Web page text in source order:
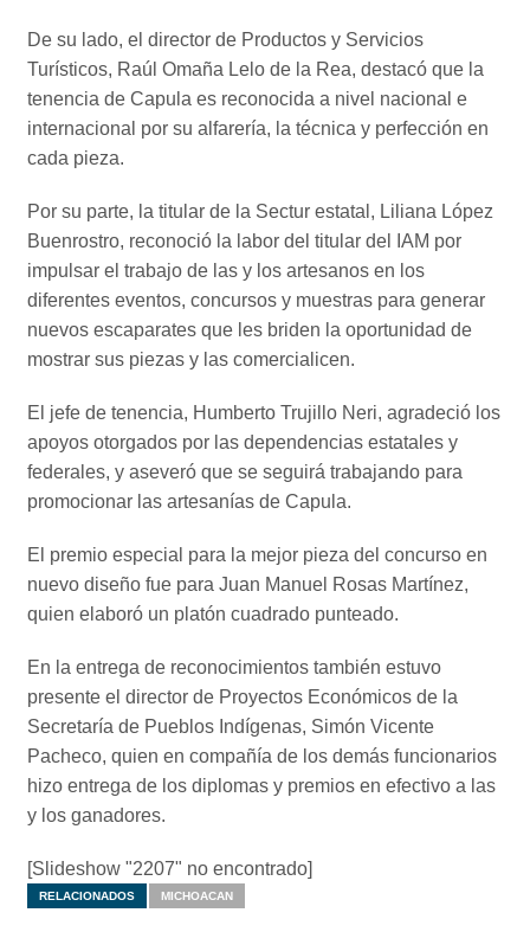
De su lado, el director de Productos y Servicios
Turísticos, Raúl Omaña Lelo de la Rea, destacó que la
tenencia de Capula es reconocida a nivel nacional e
internacional por su alfarería, la técnica y perfección en
cada pieza.
Por su parte, la titular de la Sectur estatal, Liliana López
Buenrostro, reconoció la labor del titular del IAM por
impulsar el trabajo de las y los artesanos en los
diferentes eventos, concursos y muestras para generar
nuevos escaparates que les briden la oportunidad de
mostrar sus piezas y las comercialicen.
El jefe de tenencia, Humberto Trujillo Neri, agradeció los
apoyos otorgados por las dependencias estatales y
federales, y aseveró que se seguirá trabajando para
promocionar las artesanías de Capula.
El premio especial para la mejor pieza del concurso en
nuevo diseño fue para Juan Manuel Rosas Martínez,
quien elaboró un platón cuadrado punteado.
En la entrega de reconocimientos también estuvo
presente el director de Proyectos Económicos de la
Secretaría de Pueblos Indígenas, Simón Vicente
Pacheco, quien en compañía de los demás funcionarios
hizo entrega de los diplomas y premios en efectivo a las
y los ganadores.
[Slideshow "2207" no encontrado]
RELACIONADOS MICHOACAN